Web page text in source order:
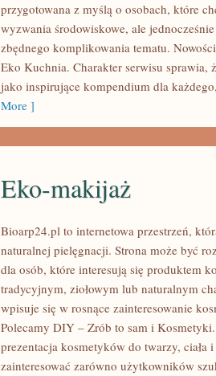
przygotowana z myślą o osobach, które
wyzwania środowiskowe, ale
zbędnego komplikowania tematu.
Eko Kuchnia. Charakter serwisu sprawia,
jako inspirujące kompendium dla
More ]
Eko-makijaż
Bioarp24.pl to internetowa przestrzeń,
naturalnej pielęgnacji. Strona może być
dla osób, które interesują się produktem
tradycyjnym, ziołowym lub naturalnym
wpisuje się w rosnące zainteresowanie
Polecamy DIY – Zrób to sam i
prezentacja kosmetyków do twarzy, ciała
zainteresować zarówno użytkowników